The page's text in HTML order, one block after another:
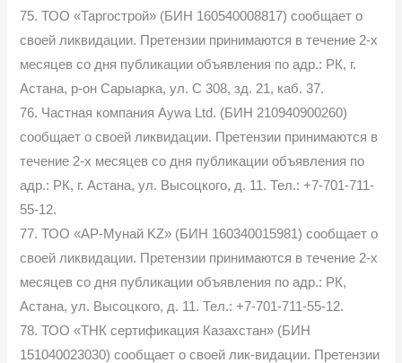
75. ТОО «Таргострой» (БИН 160540008817) сообщает о
своей ликвидации. Претензии принимаются в течение 2-х
месяцев со дня публикации объявления по адр.: РК, г.
Астана, р-он Сарыарка, ул. С 308, зд. 21, каб. 37.
76. Частная компания Aywa Ltd. (БИН 210940900260)
сообщает о своей ликвидации. Претензии принимаются в
течение 2-х месяцев со дня публикации объявления по
адр.: РК, г. Астана, ул. Высоцкого, д. 11. Тел.: +7-701-711-
55-12.
77. ТОО «АР-Мунай KZ» (БИН 160340015981) сообщает о
своей ликвидации. Претензии принимаются в течение 2-х
месяцев со дня публикации объявления по адр.: РК,
Астана, ул. Высоцкого, д. 11. Тел.: +7-701-711-55-12.
78. ТОО «ТНК сертификация Казахстан» (БИН
151040023030) сообщает о своей лик-видации. Претензии